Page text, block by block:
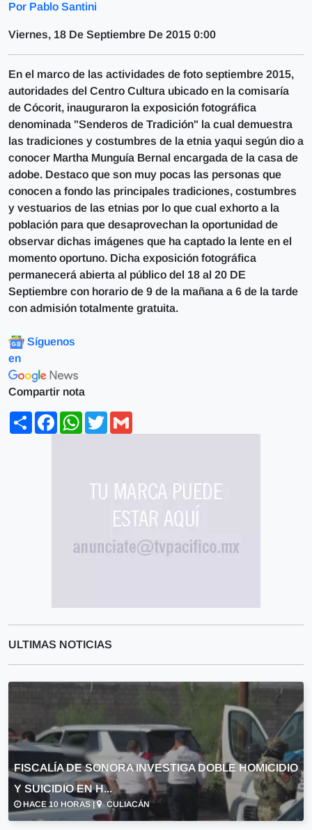
Por Pablo Santini
Viernes, 18 De Septiembre De 2015 0:00
En el marco de las actividades de foto septiembre 2015,
autoridades del Centro Cultura ubicado en la comisaría
de Cócorit, inauguraron la exposición fotográfica
denominada "Senderos de Tradición" la cual demuestra
las tradiciones y costumbres de la etnia yaqui según dio a
conocer Martha Munguía Bernal encargada de la casa de
adobe. Destaco que son muy pocas las personas que
conocen a fondo las principales tradiciones, costumbres
y vestuarios de las etnias por lo que cual exhorto a la
población para que desaprovechan la oportunidad de
observar dichas imágenes que ha captado la lente en el
momento oportuno. Dicha exposición fotográfica
permanecerá abierta al público del 18 al 20 DE
Septiembre con horario de 9 de la mañana a 6 de la tarde
con admisión totalmente gratuita.
Síguenos
en
Compartir nota
ShareFacebookWhatsApp
Twitter
ULTIMAS NOTICIAS
FISCALÍA DE SONORA INVESTIGA DOBLE HOMICIDIO
Y SUICIDIO EN H...
HACE 10 HORAS | CULIACÁN